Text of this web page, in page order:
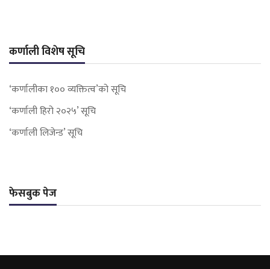
कर्णाली विशेष सूचि
‘कर्णालीका १०० व्यक्तित्व’को सूचि
‘कर्णाली हिरो २०२५’ सूचि
‘कर्णाली लिजेन्ड’ सूचि
फेसबुक पेज